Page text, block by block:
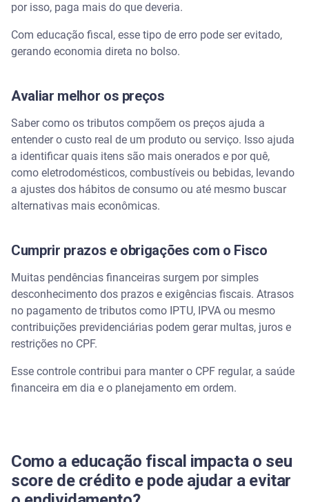
por isso, paga mais do que deveria.
Com educação fiscal, esse tipo de erro pode ser evitado,
gerando economia direta no bolso.
Avaliar melhor os preços
Saber como os tributos compõem os preços ajuda a
entender o custo real de um produto ou serviço. Isso ajuda
a identificar quais itens são mais onerados e por quê,
como eletrodomésticos, combustíveis ou bebidas, levando
a ajustes dos hábitos de consumo ou até mesmo buscar
alternativas mais econômicas.
Cumprir prazos e obrigações com o Fisco
Muitas pendências financeiras surgem por simples
desconhecimento dos prazos e exigências fiscais. Atrasos
no pagamento de tributos como IPTU, IPVA ou mesmo
contribuições previdenciárias podem gerar multas, juros e
restrições no CPF.
Esse controle contribui para manter o CPF regular, a saúde
financeira em dia e o planejamento em ordem.
Como a educação fiscal impacta o seu
score de crédito e pode ajudar a evitar